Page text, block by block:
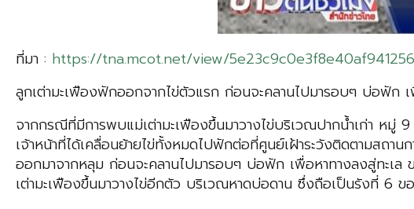
ที่มา : https://tna.mcot.net/view/
ลูกเต่ามะเฟืองฟักออกจากไข่ตัวแรก ก่อนจะคลานไปมารอบๆ บ่อฟัก
จากกรณีที่มีการพบแม่เต่ามะเฟืองขึ้นมาวางไข่บริเวณปากน้ำเก่า ห
เจ้าหน้าที่ได้เคลื่อนย้ายไข่ทั้งหมดไปฟักต่อที่ศูนย์เฝ้าระวังติดตามสถา
ออกมาจากหลุม ก่อนจะคลานไปมารอบๆ บ่อฟัก เพื่อหาทางลงสู่ทะเล
เต่ามะเฟืองขึ้นมาวางไข่อีกตัว บริเวณหาดบ่อดาน ซึ่งถือเป็นรังที่ 6 ข